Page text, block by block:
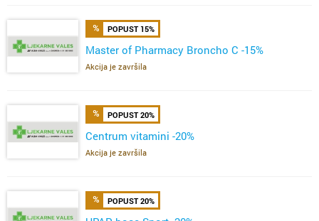
POPUST 15%
Master of Pharmacy Broncho C -15%
Akcija je završila
POPUST 20%
Centrum vitamini -20%
Akcija je završila
POPUST 20%